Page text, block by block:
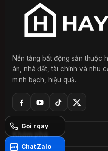
Nền tảng bất động sản thuộc
án, nhà đất, tài chính và nhu
minh bạch, hiệu quả.
Khám phá